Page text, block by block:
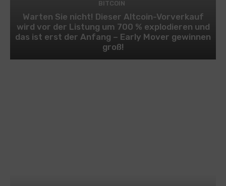
BITCOIN
Warten Sie nicht! Dieser Altcoin-Vorverkauf
wird vor der Listung um 700 % explodieren und
das ist erst der Anfang – Early Mover gewinnen
groß!